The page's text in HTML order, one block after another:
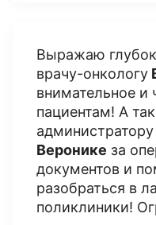
Выражаю
врачу-онкологу
внимательное и
пациентам! А
администратору
Веронике за
документов и
разобраться в
поликлиники!